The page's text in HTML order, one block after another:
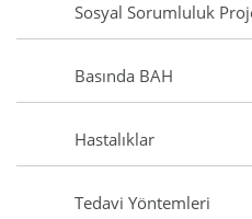
Sosyal Sorumluluk
Basında BAH
Hastalıklar
Tedavi Yöntemleri